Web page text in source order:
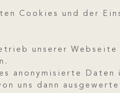
Cookies und der
unserer Webseite
anonymisierte Daten
uns dann